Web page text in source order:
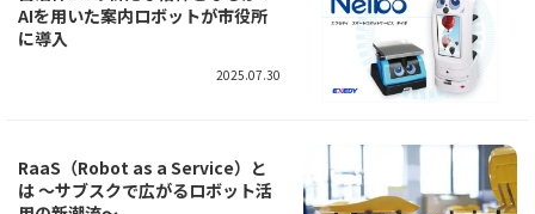
AIを用いた案内ロボットが市役所
に導入
2025.07.30
RaaS（Robot as a Service）と
は 〜サブスクで広がるロボット活